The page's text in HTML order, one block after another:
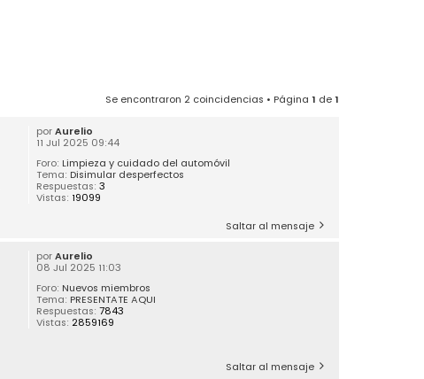
Se encontraron 2 coincidencias • Página 1 de1
porAurelio
11 Jul 2025 09:44
Foro: Limpieza y cuidado del automóvil
Tema: Disimular desperfectos
Respuestas:3
Vistas: 19099
Saltar al mensaje
porAurelio
08 Jul 2025 11:03
Foro: Nuevos miembros
Tema: PRESENTATE AQUI
Respuestas:7843
Vistas: 2859169
Saltar al mensaje